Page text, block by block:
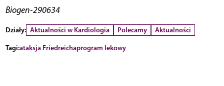
Biogen-290634
Działy: Aktualności w Kardiologia Polecamy
Aktualności
Tagi:ataksja Friedreichaprogram lekowy